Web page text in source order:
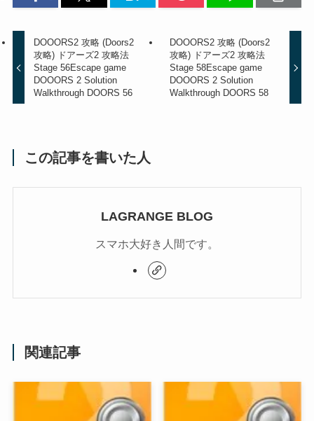
DOOORS2 攻略 (Doors2
攻略) ドアーズ2 攻略法
Stage 56Escape game
DOOORS 2 Solution
Walkthrough DOORS 56
DOOORS2 攻略 (Doors2
攻略) ドアーズ2 攻略法
Stage 58Escape game
DOOORS 2 Solution
Walkthrough DOORS 58
この記事を書いた人
LAGRANGE BLOG
スマホ大好き人間です。
関連記事